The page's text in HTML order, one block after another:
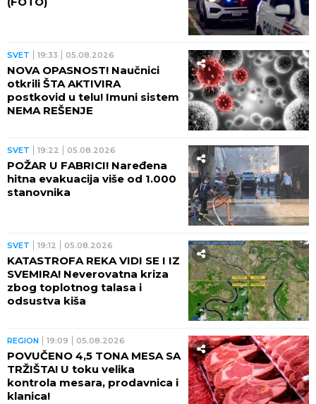
SVET 19:33 05.08.2026
NOVA OPASNOST! Naučnici
otkrili ŠTA AKTIVIRA
postkovid u telu! Imuni sistem
NEMA REŠENJE
SVET 19:22 05.08.2026
POŽAR U FABRICI! Naređena
hitna evakuacija više od 1.000
stanovnika
SVET 19:12 05.08.2026
KATASTROFA REKA VIDI SE I IZ
SVEMIRA! Neverovatna kriza
zbog toplotnog talasa i
odsustva kiša
REGION 19:09 05.08.2026
POVUČENO 4,5 TONA MESA SA
TRŽIŠTA! U toku velika
kontrola mesara, prodavnica i
klanica!